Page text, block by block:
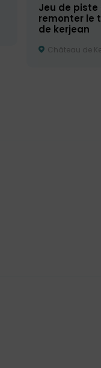
Jeu de piste
remonter le
de kerjean
Château de